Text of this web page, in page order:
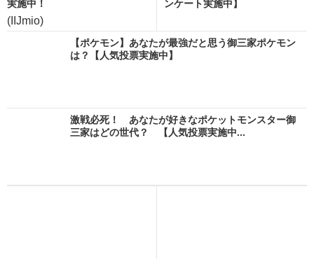
実施中！
(IIJmio)
ンケート実施中】
【ポケモン】あなたが最強だと思う御三家ポケモン
は？【人気投票実施中】
激戦必死！ あなたが好きなポケットモンスター御
三家はどの世代？ 【人気投票実施中...